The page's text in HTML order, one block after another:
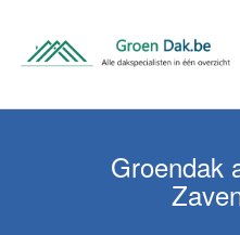
Groendak